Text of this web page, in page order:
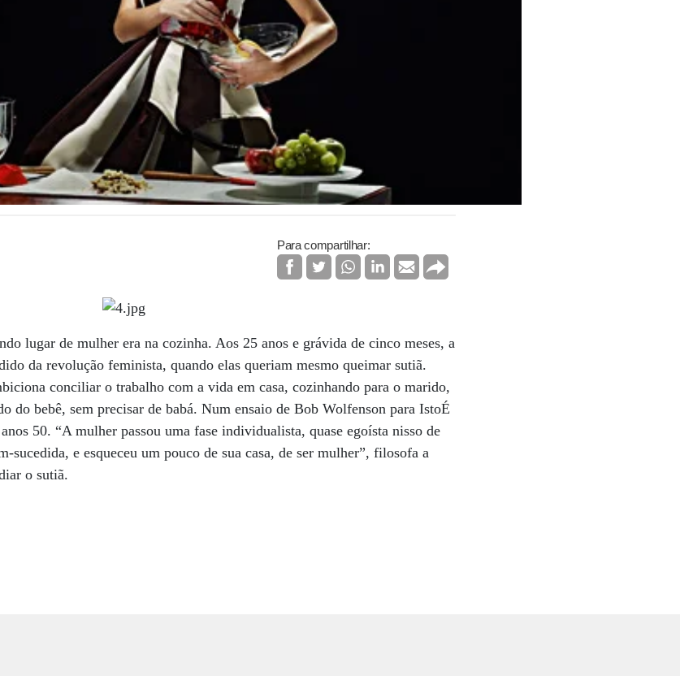
Para compartilhar:
lugar de mulher era na cozinha. Aos 25 anos e grávida de cinco meses, a
da revolução feminista, quando elas queriam mesmo queimar sutiã.
conciliar o trabalho com a vida em casa, cozinhando para o marido,
do bebê, sem precisar de babá. Num ensaio de Bob Wolfenson para IstoÉ
50. “A mulher passou uma fase individualista, quase egoísta nisso de
sucedida, e esqueceu um pouco de sua casa, de ser mulher”, filosofa a
o sutiã.